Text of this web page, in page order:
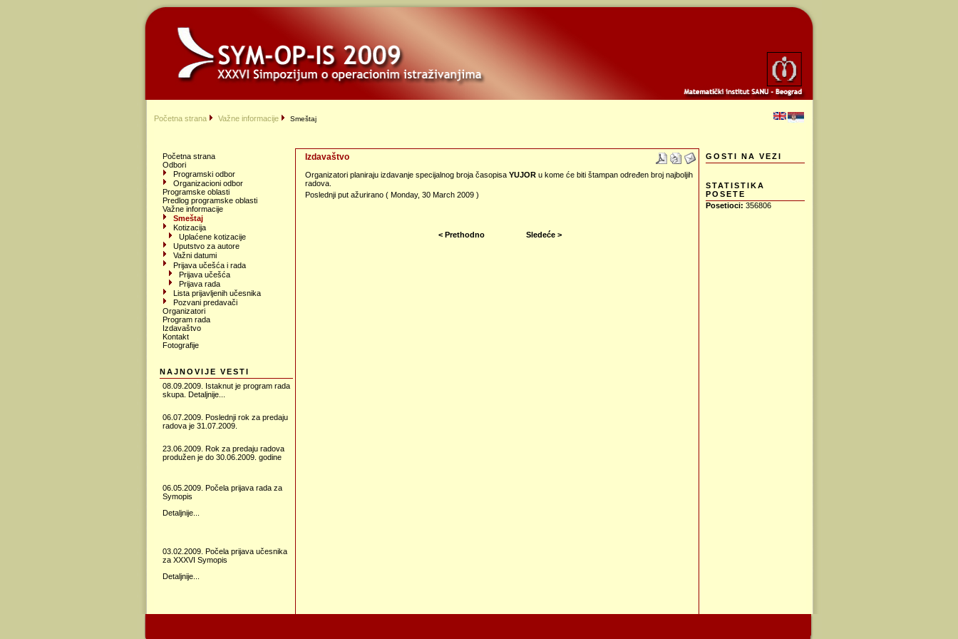
Početna strana Važne informacije Smeštaj
Početna strana
Odbori
Programski odbor
Organizacioni odbor
Programske oblasti
Predlog programske oblasti
Važne informacije
Smeštaj
Kotizacija
Uplaćene kotizacije
Uputstvo za autore
Važni datumi
Prijava učešća i rada
Prijava učešća
Prijava rada
Lista prijavljenih učesnika
Pozvani predavači
Organizatori
Program rada
Izdavaštvo
Kontakt
Fotografije
NAJNOVIJE VESTI
08.09.2009. Istaknut je program rada
skupa. Detaljnije...
06.07.2009. Poslednji rok za predaju
radova je 31.07.2009.
23.06.2009. Rok za predaju radova
produžen je do 30.06.2009. godine
06.05.2009. Počela prijava rada za
Symopis
Detaljnije...
03.02.2009. Počela prijava učesnika
za XXXVI Symopis
Detaljnije...
Izdavaštvo
Organizatori planiraju izdavanje specijalnog broja časopisa YUJORu kome će biti štampan određen broj najboljih
radova.
Poslednji put ažurirano ( Monday, 30 March 2009 )
< Prethodno Sledeće >
GOSTI NA VEZI
STATISTIKA
POSETE
Posetioci: 356806